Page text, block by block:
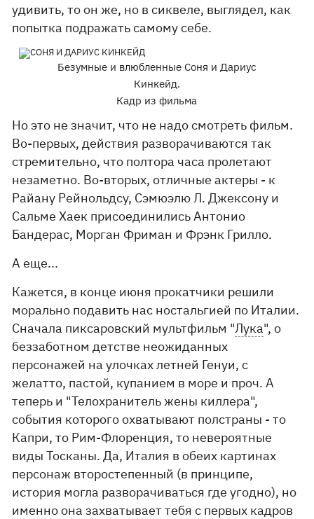
удивить, то он же, но в сиквеле, выглядел, как
попытка подражать самому себе.
Безумные и влюбленные Соня и Дариус
Кинкейд.
Кадр из фильма
Но это не значит, что не надо смотреть фильм.
Во-первых, действия разворачиваются так
стремительно, что полтора часа пролетают
незаметно. Во-вторых, отличные актеры - к
Райану Рейнольдсу, Сэмюэлю Л. Джексону и
Сальме Хаек присоединились Антонио
Бандерас, Морган Фриман и Фрэнк Грилло.
А еще...
Кажется, в конце июня прокатчики решили
морально подавить нас ностальгией по Италии.
Сначала пиксаровский мультфильм "Лука", о
беззаботном детстве неожиданных
персонажей на улочках летней Генуи, с
желатто, пастой, купанием в море и проч. А
теперь и "Телохранитель жены киллера",
события которого охватывают полстраны - то
Капри, то Рим-Флоренция, то невероятные
виды Тосканы. Да, Италия в обеих картинах
персонаж второстепенный (в принципе,
история могла разворачиваться где угодно), но
именно она захватывает тебя с первых кадров